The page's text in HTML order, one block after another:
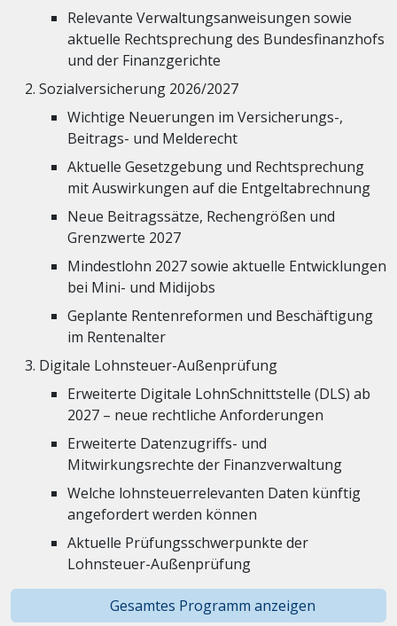
Relevante Verwaltungsanweisungen sowie
aktuelle Rechtsprechung des Bundesfinanzhofs
und der Finanzgerichte
Sozialversicherung 2026/2027
Wichtige Neuerungen im Versicherungs-,
Beitrags- und Melderecht
Aktuelle Gesetzgebung und Rechtsprechung
mit Auswirkungen auf die Entgeltabrechnung
Neue Beitragssätze, Rechengrößen und
Grenzwerte 2027
Mindestlohn 2027 sowie aktuelle Entwicklungen
bei Mini- und Midijobs
Geplante Rentenreformen und Beschäftigung
im Rentenalter
Digitale Lohnsteuer-Außenprüfung
Erweiterte Digitale LohnSchnittstelle (DLS) ab
2027 – neue rechtliche Anforderungen
Erweiterte Datenzugriffs- und
Mitwirkungsrechte der Finanzverwaltung
Welche lohnsteuerrelevanten Daten künftig
angefordert werden können
Aktuelle Prüfungsschwerpunkte der
Lohnsteuer-Außenprüfung
Gesamtes Programm anzeigen